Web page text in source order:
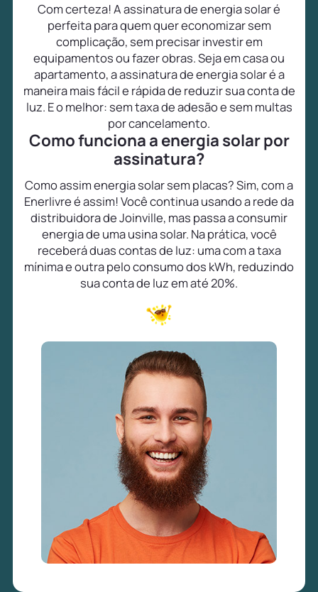
Com certeza! A assinatura de energia solar é
perfeita para quem quer economizar sem
complicação, sem precisar investir em
equipamentos ou fazer obras. Seja em casa ou
apartamento, a assinatura de energia solar é a
maneira mais fácil e rápida de reduzir sua conta de
luz. E o melhor: sem taxa de adesão e sem multas
por cancelamento.
Como funciona a energia solar por
assinatura?
Como assim energia solar sem placas? Sim, com a
Enerlivre é assim! Você continua usando a rede da
distribuidora de Joinville, mas passa a consumir
energia de uma usina solar. Na prática, você
receberá duas contas de luz: uma com a taxa
mínima e outra pelo consumo dos kWh, reduzindo
sua conta de luz em até 20%.